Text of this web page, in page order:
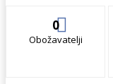
0
Obožavatelji